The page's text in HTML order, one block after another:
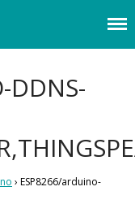
se základy programování a
projekty, návody,
DDNS-
› ESP8266/arduino-